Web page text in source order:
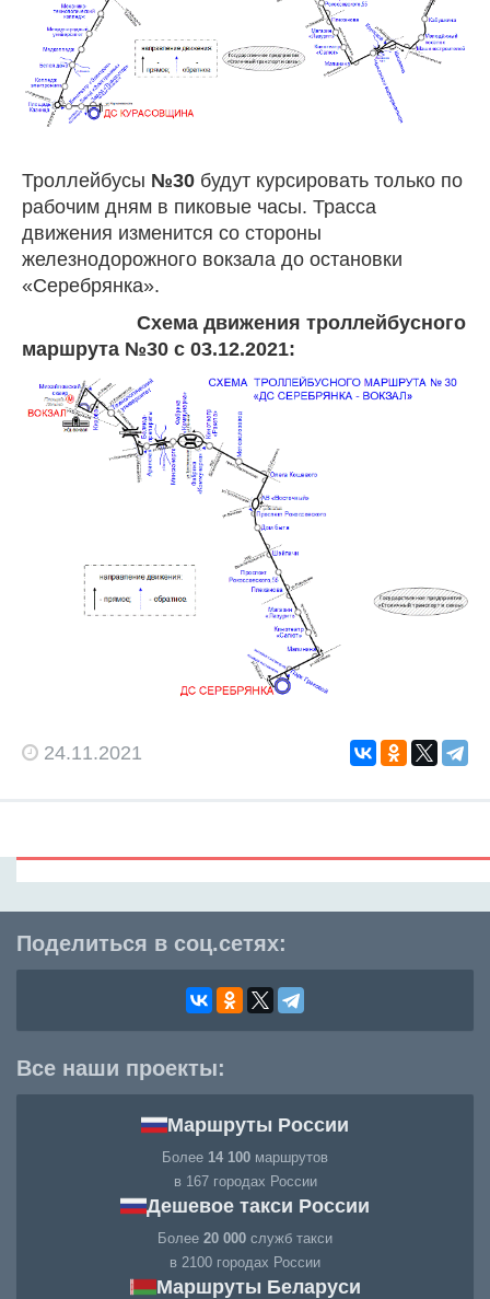
Троллейбусы №30 будут курсировать только по
рабочим дням в пиковые часы. Трасса
движения изменится со стороны
железнодорожного вокзала до остановки
«Серебрянка».
Схема движения троллейбусного
маршрута №30 с 03.12.2021:
24.11.2021
Поделиться в соц.сетях:
Все наши проекты:
Маршруты России
Более 14 100 маршрутов
в 167 городах России
Дешевое такси России
Более 20 000 служб такси
в 2100 городах России
Маршруты Беларуси